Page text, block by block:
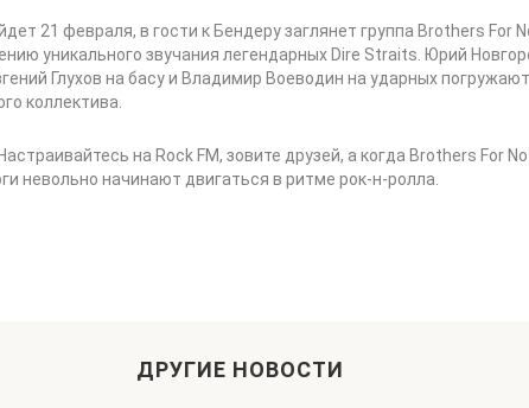
21 февраля, в гости к Бендеру заглянет группа Brothers For
уникального звучания легендарных Dire Straits. Юрий
Глухов на басу и Владимир Воеводин на ударных
коллектива.
на Rock FM, зовите друзей, а когда Brothers For
невольно начинают двигаться в ритме рок-н-ролла.
ДРУГИЕ НОВОСТИ